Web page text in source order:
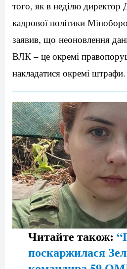
того, як в неділю директор
кадрової політики
заявив, що неоновлення
ВЛК – це окремі
накладатися окремі штрафи.
Читайте також:
поскаржилася